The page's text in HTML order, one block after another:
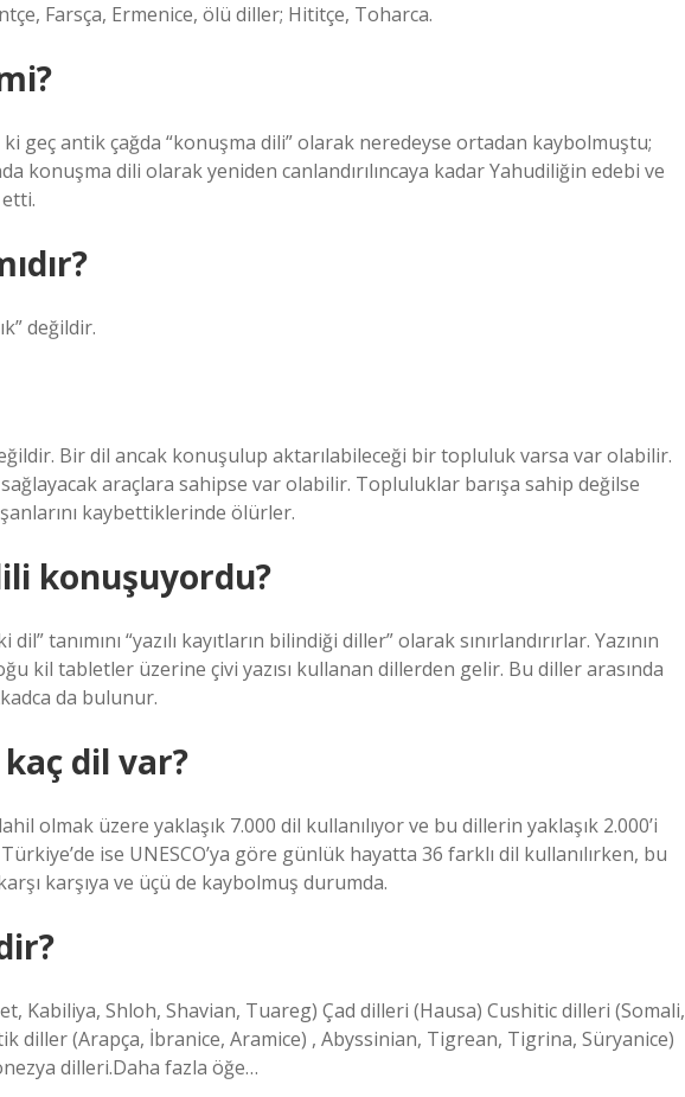
Farsça, Ermenice, ölü diller; Hititçe, Toharca.
geç antik çağda “konuşma dili” olarak neredeyse ortadan kaybolmuştu;
konuşma dili olarak yeniden canlandırılıncaya kadar Yahudiliğin edebi ve
değildir.
Bir dil ancak konuşulup aktarılabileceği bir topluluk varsa var olabilir.
araçlara sahipse var olabilir. Topluluklar barışa sahip değilse
kaybettiklerinde ölürler.
konuşuyordu?
tanımını “yazılı kayıtların bilindiği diller” olarak sınırlandırırlar. Yazının
kil tabletler üzerine çivi yazısı kullanan dillerden gelir. Bu diller arasında
da bulunur.
dil var?
olmak üzere yaklaşık 7.000 dil kullanılıyor ve bu dillerin yaklaşık 2.000’i
ise UNESCO’ya göre günlük hayatta 36 farklı dil kullanılırken, bu
karşıya ve üçü de kaybolmuş durumda.
Kabiliya, Shloh, Shavian, Tuareg) Çad dilleri (Hausa) Cushitic dilleri (Somali,
diller (Arapça, İbranice, Aramice) , Abyssinian, Tigrean, Tigrina, Süryanice)
dilleri.Daha fazla öğe…